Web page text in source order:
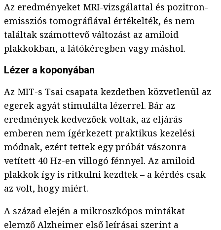
Az eredményeket MRI-vizsgálattal és pozitron-
emissziós tomográfiával értékelték, és nem
találtak számottevő változást az amiloid
plakkokban, a látókéregben vagy máshol.
Lézer a koponyában
Az MIT-s Tsai csapata kezdetben közvetlenül az
egerek agyát stimulálta lézerrel. Bár az
eredmények kedvezőek voltak, az eljárás
emberen nem ígérkezett praktikus kezelési
módnak, ezért tettek egy próbát vászonra
vetített 40 Hz-en villogó fénnyel. Az amiloid
plakkok így is ritkulni kezdtek – a kérdés csak
az volt, hogy miért.
A század elején a mikroszkópos mintákat
elemző Alzheimer első leírásai szerint a